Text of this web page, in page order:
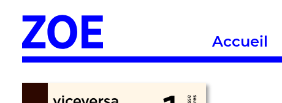
Accueil